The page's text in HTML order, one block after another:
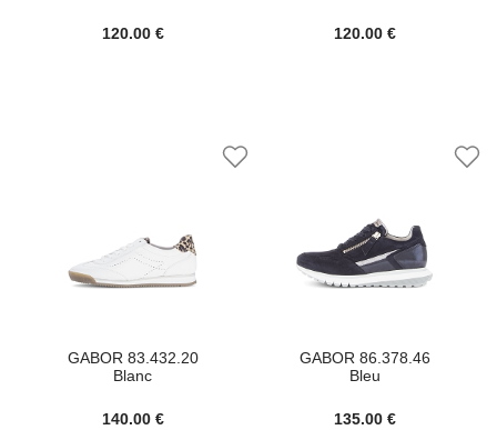
120.00 € 120.00 €
GABOR 83.432.20
Blanc
140.00 €
GABOR 86.378.46
Bleu
135.00 €